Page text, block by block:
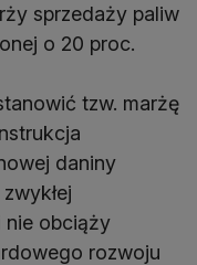
sprzedaży paliw
o 20 proc.
tzw. marżę
daniny
nie obciąży
rozwoju